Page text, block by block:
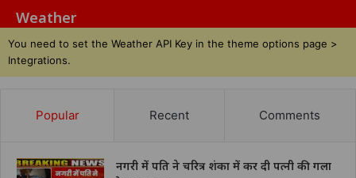
Weather
You need to set the Weather API Key in the theme options page >
Integrations.
Popular Recent Comments
नगरी में पति ने चरित्र शंका में कर दी पत्नी की गला